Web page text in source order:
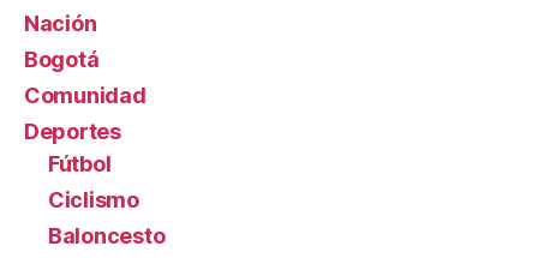
Nación
Bogotá
Comunidad
Deportes
Fútbol
Ciclismo
Baloncesto